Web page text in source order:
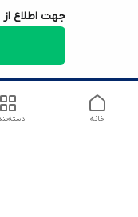
جهت اطلاع
خانه